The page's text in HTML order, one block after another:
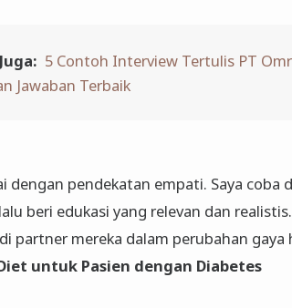
5 Contoh Interview Tertulis PT
Jawaban Terbaik
dengan pendekatan empati. Saya coba
beri edukasi yang relevan dan
partner mereka dalam perubahan gaya
untuk Pasien dengan Diabetes